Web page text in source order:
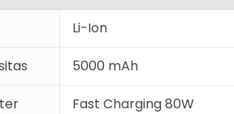
Li-Ion
5000 mAh
Fast Charging 80W